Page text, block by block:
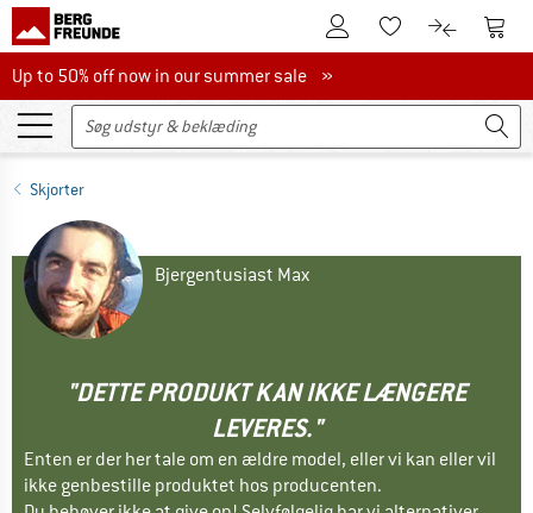
Til kundekontoenTil huskesedlen.
Til Til
Up to 50% off now in our summer sale
Up to 50% off now in our summer sale »
Skjorter
Bjergentusiast Max
"DETTE PRODUKT KAN IKKE LÆNGERE
LEVERES."
Enten er der her tale om en ældre model, eller vi kan eller vil
ikke genbestille produktet hos producenten.